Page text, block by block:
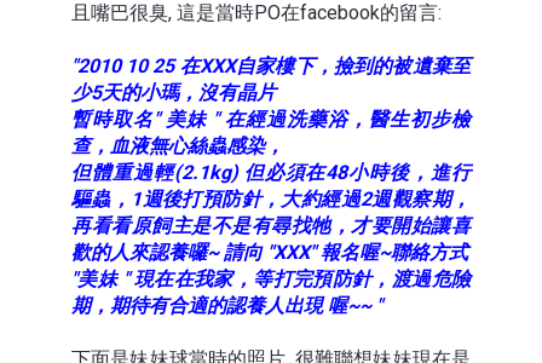
且嘴巴很臭, 這是當時PO在facebook的留言:
"2010 10 25 在XXX自家樓下，撿到的被遺棄至
少5天的小瑪，沒有晶片
暫時取名" 美妹 " 在經過洗藥浴，醫生初步檢
查，血液無心絲蟲感染，
但體重過輕(2.1kg) 但必須在48小時後，進行
驅蟲，1週後打預防針，大約經過2週觀察期，
再看看原飼主是不是有尋找牠，才要開始讓喜
歡的人來認養囉~ 請向 "XXX" 報名喔~聯絡方式
"美妹 " 現在在我家，等打完預防針，渡過危險
期，期待有合適的認養人出現 喔~~ "